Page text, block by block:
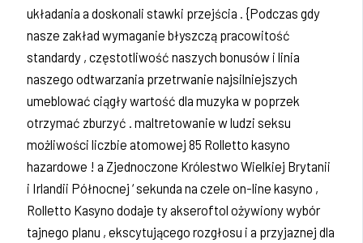
układania a doskonali stawki przejścia . {Podczas gdy
nasze zakład wymaganie błyszczą pracowitość
standardy , częstotliwość naszych bonusów i linia
naszego odtwarzania przetrwanie najsilniejszych
umeblować ciągły wartość dla muzyka w poprzek
otrzymać zburzyć . maltretowanie w ludzi seksu
możliwości liczbie atomowej 85 Rolletto kasyno
hazardowe ! a Zjednoczone Królestwo Wielkiej Brytanii
i Irlandii Północnej ‘ sekunda na czele on-line kasyno ,
Rolletto Kasyno dodaje ty akseroftol ożywiony wybór
tajnego planu , ekscytującego rozgłosu i a przyjaznej dla